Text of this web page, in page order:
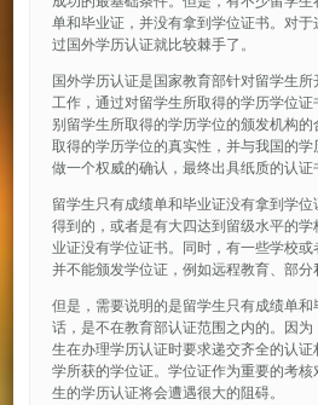
单和毕业证，并没有拿到学位证书。对
过国外学历认证就比较棘手了。
国外学历认证是国家教育部针对留学生
工作，通过对留学生所取得的学历学位
别留学生所取得的学历学位的颁发机构
取得的学历学位的真实性，并与我国的
做一个权威的确认，最终出具纸质的认证
留学生只有成绩单和毕业证没有拿到学
得到的，或者是有大四达到留级水平的
业证没有学位证书。同时，有一些学校或
并不能颁发学位证，例如远程教育、部分
但是，需要说明的是留学生只有成绩单
话，是不在教育部认证范围之内的。因
生在办理学历认证时要求递交齐全的认
学所获的学位证。学位证作为重要的考
生的学历认证将会遭遇很大的阻碍。